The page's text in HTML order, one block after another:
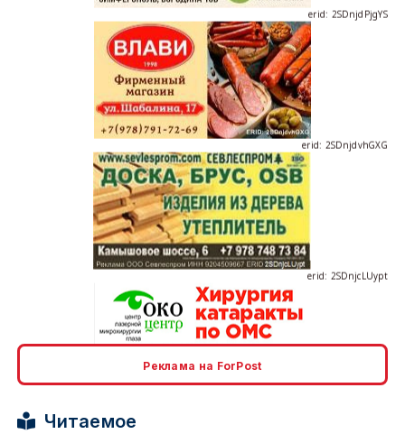
erid: 2SDnjdvhGXG
Реклама на ForPost
Читаемое